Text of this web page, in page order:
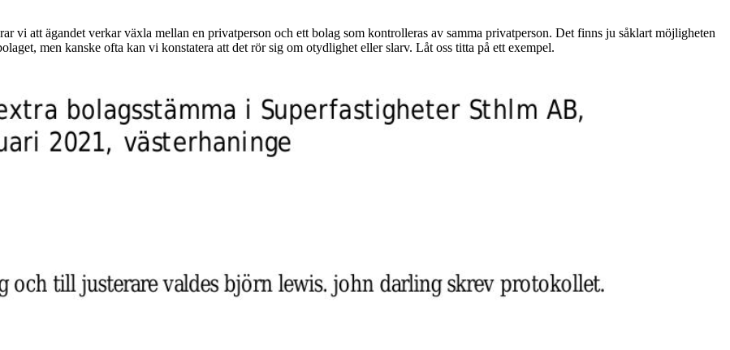
vi att ägandet verkar växla mellan en privatperson och ett bolag som kontrolleras av samma privatperson. Det finns ju såklart möjligheten
men kanske ofta kan vi konstatera att det rör sig om otydlighet eller slarv. Låt oss titta på ett exempel.